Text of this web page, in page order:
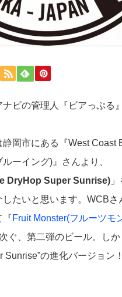
ビの管理人『ビアっぷる
岡市にある『West Coast
ーイング)』さんより、
DryHop Super Sunrise)
したいと思います。WCBさ
『Fruit Monster(フルーツモ
ぐ、第二弾のビール。し
Sunrise”の進化バージョン